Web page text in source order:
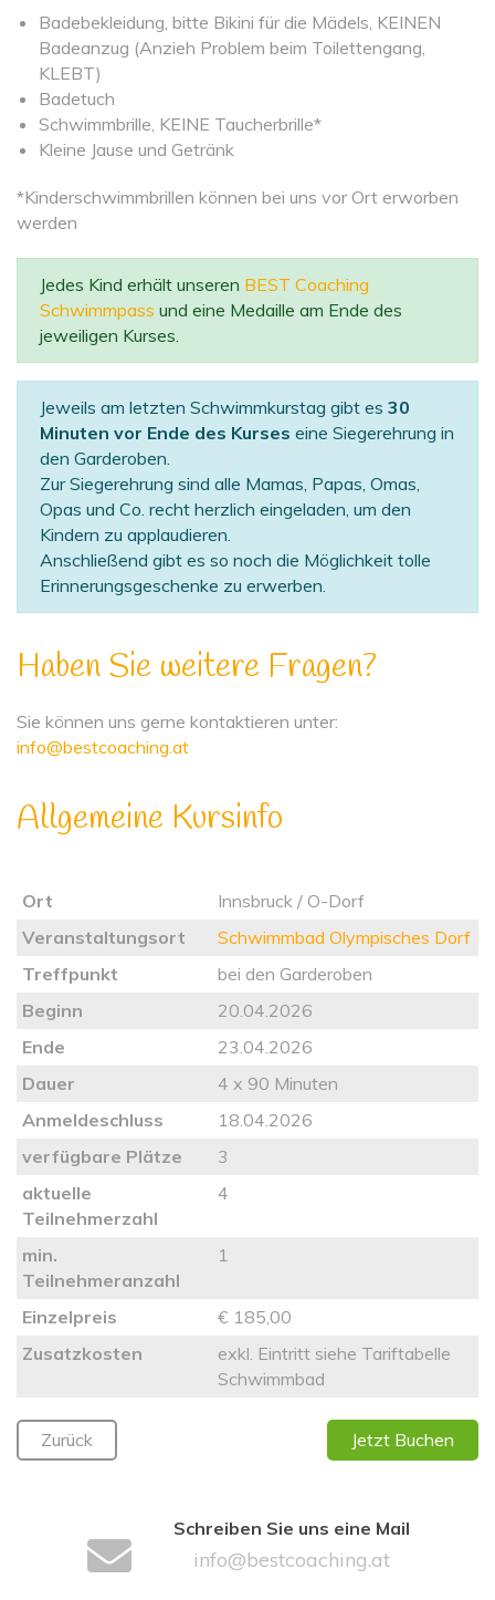
Badebekleidung, bitte Bikini für die Mädels, KEINEN
Badeanzug (Anzieh Problem beim Toilettengang,
KLEBT)
Badetuch
Schwimmbrille, KEINE Taucherbrille*
Kleine Jause und Getränk
*Kinderschwimmbrillen können bei uns vor Ort erworben
werden
Jedes Kind erhält unseren BEST Coaching
Schwimmpass und eine Medaille am Ende des
jeweiligen Kurses.
Jeweils am letzten Schwimmkurstag gibt es 30
Minuten vor Ende des Kurses eine Siegerehrung in
den Garderoben.
Zur Siegerehrung sind alle Mamas, Papas, Omas,
Opas und Co. recht herzlich eingeladen, um den
Kindern zu applaudieren.
Anschließend gibt es so noch die Möglichkeit tolle
Erinnerungsgeschenke zu erwerben.
Haben Sie weitere Fragen?
Sie können uns gerne kontaktieren unter:
info@bestcoaching.at
Allgemeine Kursinfo
Ort
Innsbruck / O-Dorf
Veranstaltungsort
Schwimmbad Olympisches Dorf
Treffpunkt
bei den Garderoben
Beginn
20.04.2026
Ende
23.04.2026
Dauer
4 x 90 Minuten
Anmeldeschluss
18.04.2026
verfügbare Plätze
3
aktuelle
Teilnehmerzahl
4
min.
Teilnehmeranzahl
1
Einzelpreis
€ 185,00
Zusatzkosten
exkl. Eintritt siehe Tariftabelle
Schwimmbad
Zurück Jetzt Buchen
Schreiben Sie uns eine Mail
info@bestcoaching.at